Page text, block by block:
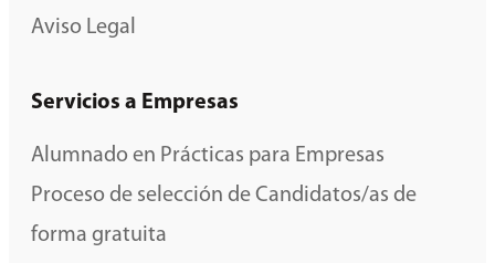
Aviso Legal
Servicios a Empresas
Alumnado en Prácticas para Empresas
Proceso de selección de Candidatos/as de
forma gratuita